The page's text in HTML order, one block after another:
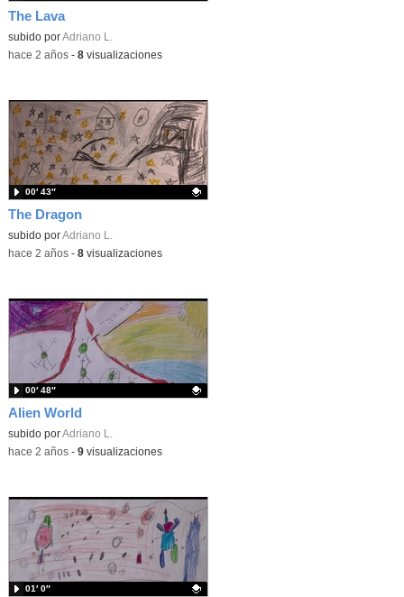
The Lava
Contenido educativo.
subido porAdriano L.
-hace 2 años- 8visualizaciones
The Dragon
Contenido educativo.
subido porAdriano L.
00′ 43″
-hace 2 años- 8visualizaciones
Alien World
Contenido educativo.
subido porAdriano L.
00′ 48″
-hace 2 años- 9visualizaciones
01′ 0″